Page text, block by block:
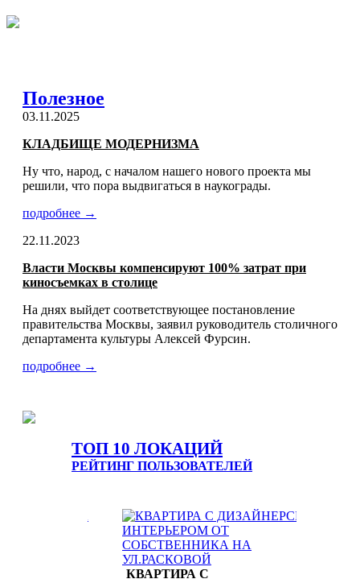
Полезное
03.11.2025
КЛАДБИЩЕ МОДЕРНИЗМА
Ну что, народ, с началом нашего нового проекта мы
решили, что пора выдвигаться в наукограды.
подробнее →
22.11.2023
Власти Москвы компенсируют 100% затрат при
киносъемках в столице
На днях выйдет соответствующее постановление
правительства Москвы, заявил руководитель столичного
департамента культуры Алексей Фурсин.
подробнее →
ТОП 10 ЛОКАЦИЙ
РЕЙТИНГ ПОЛЬЗОВАТЕЛЕЙ
КВАРТИРА С